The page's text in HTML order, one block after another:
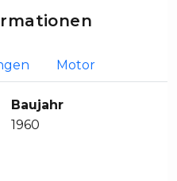
Motor
Baujahr
1960